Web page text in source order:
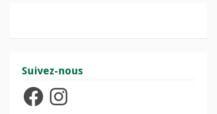
Suivez-nous
FacebookInstagram